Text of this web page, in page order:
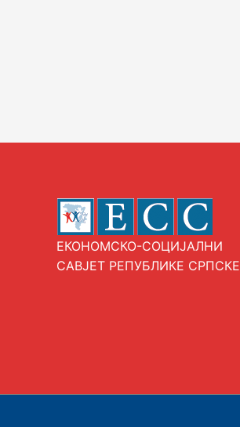
ЕКОНОМСКО-СОЦИЈАЛНИ
САВЈЕТ РЕПУБЛИКЕ СРПСКЕ